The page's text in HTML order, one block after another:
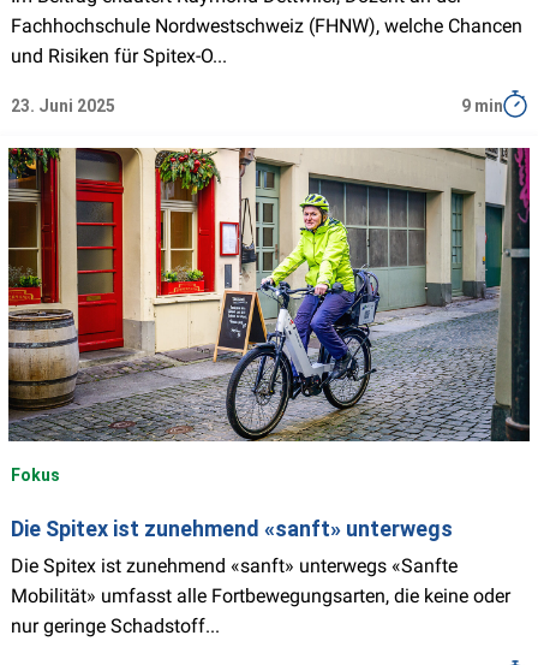
Fachhochschule Nordwestschweiz (FHNW), welche Chancen
und Risiken für Spitex-O...
23. Juni 2025 9 min
Fokus
Die Spitex ist zunehmend «sanft» unterwegs
Die Spitex ist zunehmend «sanft» unterwegs «Sanfte
Mobilität» umfasst alle Fortbewegungsarten, die keine oder
nur geringe Schadstoff...